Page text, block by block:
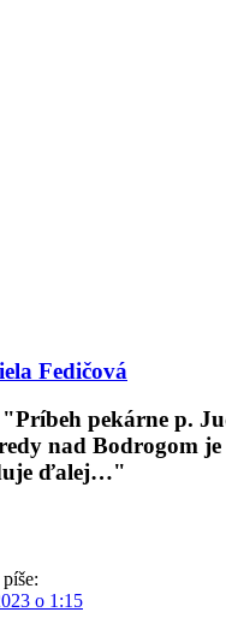
Fedičová
"Príbeh pekárne p.
nad Bodrogom
ďalej…"
píše:
o 1:15